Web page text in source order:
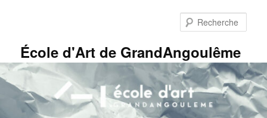
principalÉcole d'Art de GrandAngoulême